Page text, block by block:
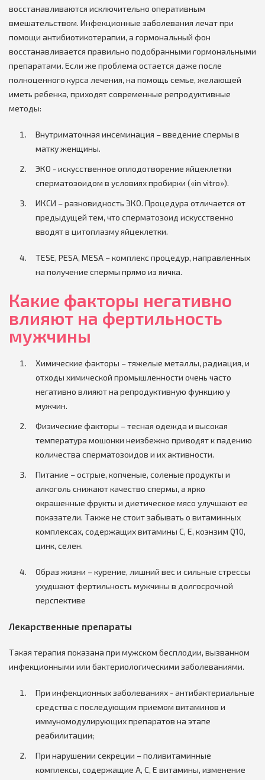
восстанавливаются исключительно оперативным
вмешательством. Инфекционные заболевания лечат при
помощи антибиотикотерапии, а гормональный фон
восстанавливается правильно подобранными гормональными
препаратами. Если же проблема остается даже после
полноценного курса лечения, на помощь семье, желающей
иметь ребенка, приходят современные репродуктивные
методы:
Внутриматочная инсеминация – введение спермы в
матку женщины.
ЭКО - искусственное оплодотворение яйцеклетки
сперматозоидом в условиях пробирки («in vitro»).
ИКСИ – разновидность ЭКО. Процедура отличается от
предыдущей тем, что сперматозоид искусственно
вводят в цитоплазму яйцеклетки.
TESE, PESA, MESA – комплекс процедур, направленных
на получение спермы прямо из яичка.
Какие факторы негативно
влияют на фертильность
мужчины
Химические факторы – тяжелые металлы, радиация, и
отходы химической промышленности очень часто
негативно влияют на репродуктивную функцию у
мужчин.
Физические факторы – тесная одежда и высокая
температура мошонки неизбежно приводят к падению
количества сперматозоидов и их активности.
Питание – острые, копченые, соленые продукты и
алкоголь снижают качество спермы, а ярко
окрашенные фрукты и диетическое мясо улучшают ее
показатели. Также не стоит забывать о витаминных
комплексах, содержащих витамины С, Е, коэнзим Q10,
цинк, селен.
Образ жизни – курение, лишний вес и сильные стрессы
ухудшают фертильность мужчины в долгосрочной
перспективе
Лекарственные препараты
Такая терапия показана при мужском бесплодии, вызванном
инфекционными или бактериологическими заболеваниями.
При инфекционных заболеваниях - антибактериальные
средства с последующим приемом витаминов и
иммуномодулирующих препаратов на этапе
реабилитации;
При нарушении секреции – поливитаминные
комплексы, содержащие А, С, Е витамины, изменение